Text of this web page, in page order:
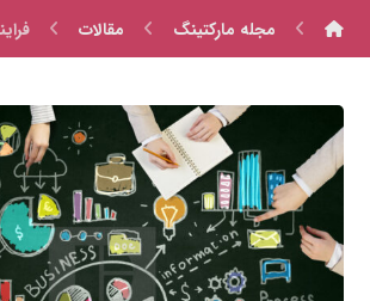
مجله مارکتینگ مقالات